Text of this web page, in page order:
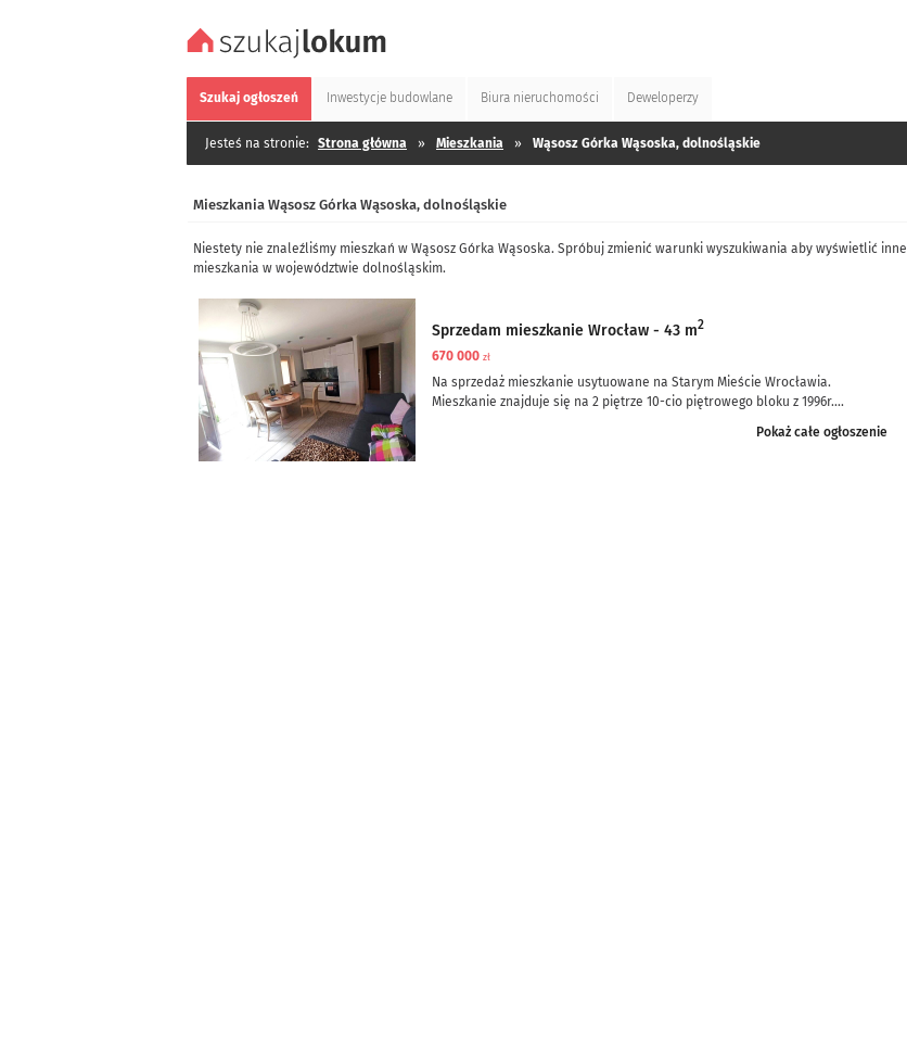
Szukaj ogłoszeń Inwestycje budowlane Biura nieruchomości Deweloperzy
Jesteś na stronie: Strona główna » Mieszkania » Wąsosz Górka Wąsoska, dolnośląskie
Mieszkania Wąsosz Górka Wąsoska, dolnośląskie
Niestety nie znaleźliśmy mieszkań w Wąsosz Górka Wąsoska. Spróbuj zmienić warunki wyszukiwania aby wyświetlić inne
mieszkania w województwie dolnośląskim.
Sprzedam mieszkanie Wrocław - 43 m2
670 000 zł
Na sprzedaż mieszkanie usytuowane na Starym Mieście Wrocławia.
Mieszkanie znajduje się na 2 piętrze 10-cio piętrowego bloku z 1996r....
Pokaż całe ogłoszenie